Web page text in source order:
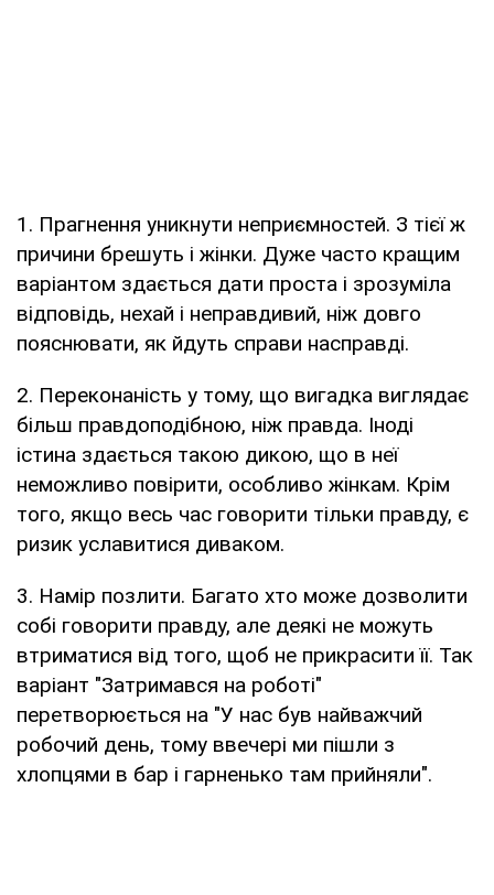
1. Прагнення уникнути неприємностей. З тієї ж
причини брешуть і жінки. Дуже часто кращим
варіантом здається дати проста і зрозуміла
відповідь, нехай і неправдивий, ніж довго
пояснювати, як йдуть справи насправді.
2. Переконаність у тому, що вигадка виглядає
більш правдоподібною, ніж правда. Іноді
істина здається такою дикою, що в неї
неможливо повірити, особливо жінкам. Крім
того, якщо весь час говорити тільки правду, є
ризик уславитися диваком.
3. Намір позлити. Багато хто може дозволити
собі говорити правду, але деякі не можуть
втриматися від того, щоб не прикрасити її. Так
варіант "Затримався на роботі"
перетворюється на "У нас був найважчий
робочий день, тому ввечері ми пішли з
хлопцями в бар і гарненько там прийняли".